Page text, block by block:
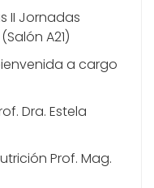
II Jornadas
A21)
a cargo
Dra. Estela
Prof. Mag.